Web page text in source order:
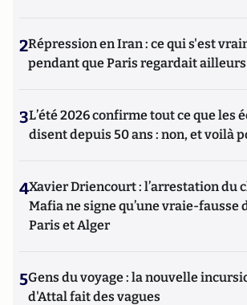
2Répression en Iran : ce qui s'est
pendant que Paris regardait ailleurs
3L’été 2026 confirme tout ce que les
disent depuis 50 ans : non, et voilà
4Xavier Driencourt : l’arrestation du
Mafia ne signe qu’une vraie-fausse
Paris et Alger
5Gens du voyage : la nouvelle
d'Attal fait des vagues